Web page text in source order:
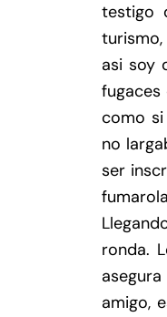
testigo
asi soy
como si
no
ser
ronda.
amigo,